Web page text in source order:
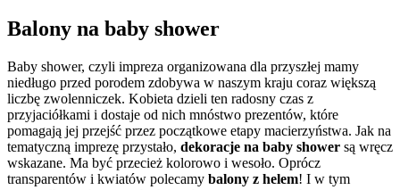
Balony na baby shower
Baby shower, czyli impreza organizowana dla przyszłej mamy
niedługo przed porodem zdobywa w naszym kraju coraz większą
liczbę zwolenniczek. Kobieta dzieli ten radosny czas z
przyjaciółkami i dostaje od nich mnóstwo prezentów, które
pomagają jej przejść przez początkowe etapy macierzyństwa. Jak na
tematyczną imprezę przystało, dekoracje na baby shower są wręcz
wskazane. Ma być przecież kolorowo i wesoło. Oprócz
transparentów i kwiatów polecamy balony z helem! I w tym